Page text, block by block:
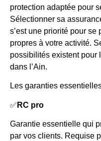
protection adaptée pour
Sélectionner sa
s’est une priorité pour
propres à votre activité.
possibilités existent pour
dans l’Ain.
Les garanties
✅ RC pro
Garantie essentielle qui
par vos clients. Requise